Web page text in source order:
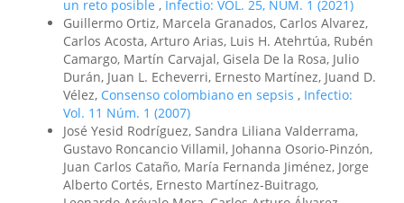
un reto posible , Infectio: VOL. 25, NÚM. 1 (2021)
Guillermo Ortiz, Marcela Granados, Carlos Alvarez,
Carlos Acosta, Arturo Arias, Luis H. Atehrtúa, Rubén
Camargo, Martín Carvajal, Gisela De la Rosa, Julio
Durán, Juan L. Echeverri, Ernesto Martínez, Juand D.
Vélez, Consenso colombiano en sepsis , Infectio:
Vol. 11 Núm. 1 (2007)
José Yesid Rodríguez, Sandra Liliana Valderrama,
Gustavo Roncancio Villamil, Johanna Osorio-Pinzón,
Juan Carlos Cataño, María Fernanda Jiménez, Jorge
Alberto Cortés, Ernesto Martínez-Buitrago,